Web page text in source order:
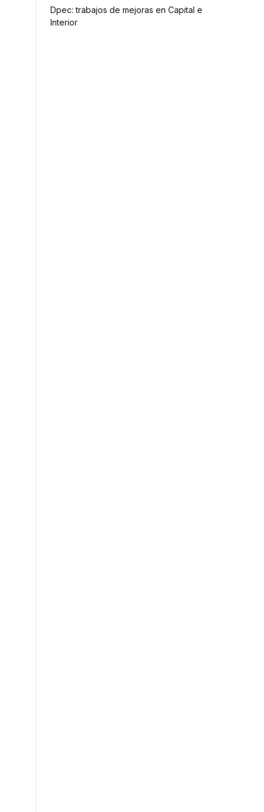
Dpec: trabajos de mejoras en Capital e
Interior